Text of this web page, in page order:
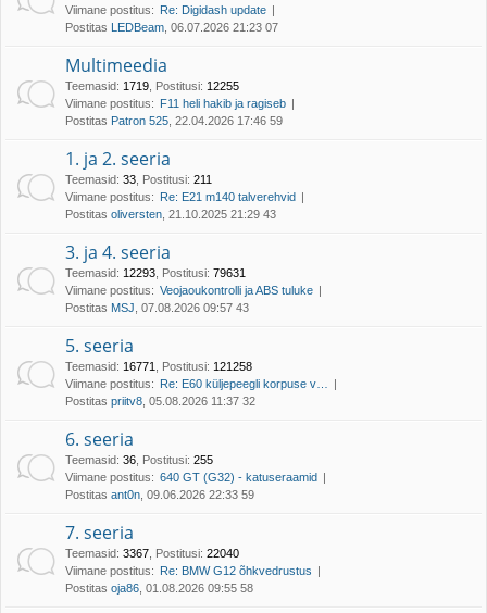
Viimane postitus: Re: Digidash update
Postitas LEDBeam , 06.07.2026 21:23 07
Multimeedia
Teemasid: 1719 Postitusi: 12255
Viimane postitus: F11 heli hakib ja ragiseb
Postitas Patron 525 , 22.04.2026 17:46 59
1. ja 2. seeria
Teemasid: 33 Postitusi: 211
Viimane postitus: Re: E21 m140 talverehvid
Postitas oliversten , 21.10.2025 21:29 43
3. ja 4. seeria
Teemasid: 12293 Postitusi: 79631
Viimane postitus: Veojaoukontrolli ja ABS tuluke
Postitas MSJ , 07.08.2026 09:57 43
5. seeria
Teemasid: 16771 Postitusi: 121258
Viimane postitus: Re: E60 küljepeegli korpuse v…
Postitas priitv8 , 05.08.2026 11:37 32
6. seeria
Teemasid: 36 Postitusi: 255
Viimane postitus: 640 GT (G32) - katuseraamid
Postitas ant0n , 09.06.2026 22:33 59
7. seeria
Teemasid: 3367 Postitusi: 22040
Viimane postitus: Re: BMW G12 õhkvedrustus
Postitas oja86 , 01.08.2026 09:55 58